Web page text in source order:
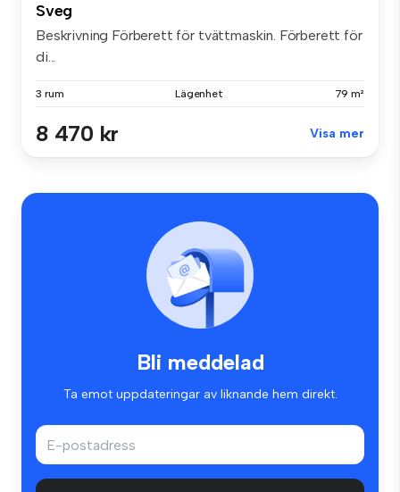
Sveg
Beskrivning Förberett för tvättmaskin. Förberett för
di...
3 rum Lägenhet 79 m²
8 470 kr Visa mer
Bli meddelad
Ta emot uppdateringar av liknande hem direkt.